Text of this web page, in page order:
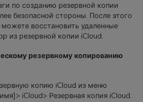
по созданию резервной копии
безопасной стороны. После этого
восстановить удаленные
из резервной копии iCloud.
резервному копированию
копию iCloud из меню
iCloud> Резервная копия iCloud.